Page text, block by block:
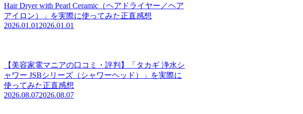
Hair Dryer with Pearl Ceramic（ヘアドライヤー／ヘア
アイロン）」を実際に使ってみた正直感想
2026.01.01 2026.01.01
【美容家電マニアの口コミ・評判】「タカギ 浄水シ
ャワー JSBシリーズ（シャワーヘッド）」を実際に
使ってみた正直感想
2026.08.072026.08.07